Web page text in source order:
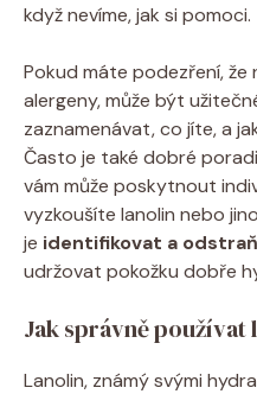
když nevíme, jak si pomoci.
Pokud máte podezření, že
alergeny, ‍může být
zaznamenávat, co jíte, a
Často je také dobré
vám může poskytnout
vyzkoušíte‍ lanolin nebo
je identifikovat a⁢
udržovat pokožku dobře
Jak správně používat
Lanolin,​ známý svými